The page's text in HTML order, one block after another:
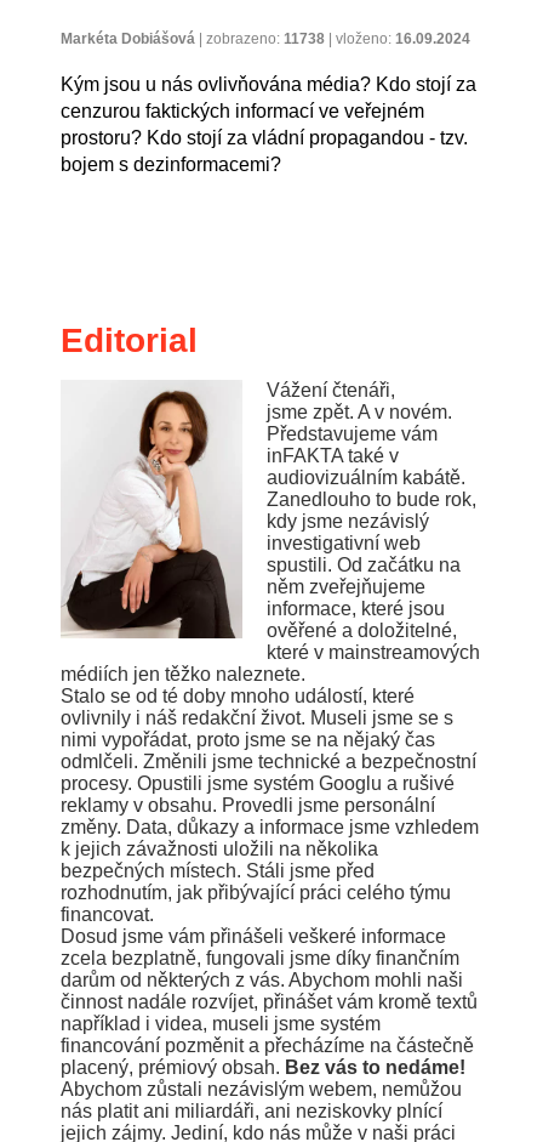
Editorial
Vážení čtenáři,
jsme zpět. A v novém.
Představujeme vám
inFAKTA také v
audiovizuálním kabátě.
Zanedlouho to bude rok,
kdy jsme nezávislý
investigativní web
spustili. Od začátku na
něm zveřejňujeme
informace, které jsou
ověřené a doložitelné,
které v mainstreamových
médiích jen těžko naleznete.
Stalo se od té doby mnoho událostí, které
ovlivnily i náš redakční život. Museli jsme se s
nimi vypořádat, proto jsme se na nějaký čas
odmlčeli. Změnili jsme technické a bezpečnostní
procesy. Opustili jsme systém Googlu a rušivé
reklamy v obsahu. Provedli jsme personální
změny. Data, důkazy a informace jsme vzhledem
k jejich závažnosti uložili na několika
bezpečných místech. Stáli jsme před
rozhodnutím, jak přibývající práci celého týmu
financovat.
Dosud jsme vám přinášeli veškeré informace
zcela bezplatně, fungovali jsme díky finančním
darům od některých z vás. Abychom mohli naši
činnost nadále rozvíjet, přinášet vám kromě textů
například i videa, museli jsme systém
financování pozměnit a přecházíme na částečně
placený, prémiový obsah. Bez vás to nedáme!
Abychom zůstali nezávislým webem, nemůžou
nás platit ani miliardáři, ani neziskovky plnící
jejich zájmy. Jediní, kdo nás může v naši práci
Markéta Dobiášová | zobrazeno: 11738 | vloženo: 16.09.2024
Kým jsou u nás ovlivňována média? Kdo stojí za
cenzurou faktických informací ve veřejném
prostoru? Kdo stojí za vládní propagandou - tzv.
bojem s dezinformacemi?